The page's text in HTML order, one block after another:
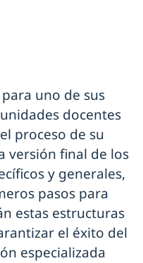
uno de sus
docentes
proceso de su
versión final de los
y generales,
pasos para
estas estructuras
el éxito del
especializada